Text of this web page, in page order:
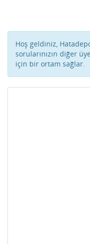
Hoş geldiniz,
sorularınızın diğer
için bir ortam sağlar.